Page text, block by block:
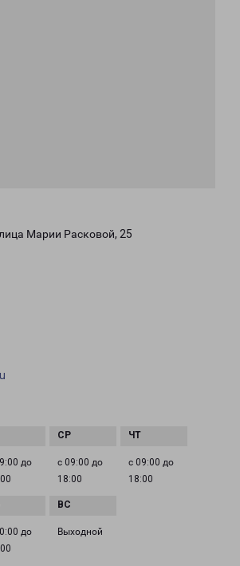
Марии Расковой, 25
до
с 09:00 до
18:00
с 09:00 до
18:00
до
Выходной